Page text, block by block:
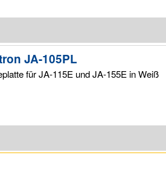
JA-105PL
für JA-115E und JA-155E in Weiß